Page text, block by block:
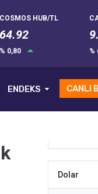
COSMOS HUB/TL
64.92
% 0,80 %
ENDEKS CANLI
Dolar